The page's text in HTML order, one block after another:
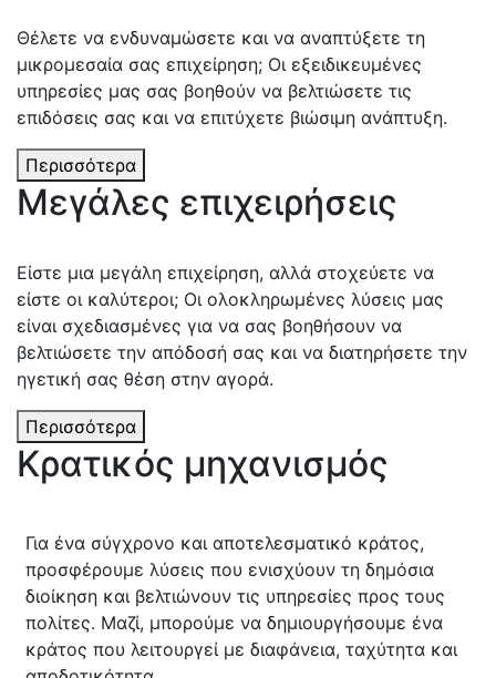
Θέλετε να ενδυναμώσετε και να αναπτύξετε τη
μικρομεσαία σας επιχείρηση; Οι εξειδικευμένες
υπηρεσίες μας σας βοηθούν να βελτιώσετε τις
επιδόσεις σας και να επιτύχετε βιώσιμη ανάπτυξη.
Περισσότερα
Μεγάλες επιχειρήσεις
Είστε μια μεγάλη επιχείρηση, αλλά στοχεύετε να
είστε οι καλύτεροι; Οι ολοκληρωμένες λύσεις μας
είναι σχεδιασμένες για να σας βοηθήσουν να
βελτιώσετε την απόδοσή σας και να διατηρήσετε την
ηγετική σας θέση στην αγορά.
Περισσότερα
Κρατικός μηχανισμός
Για ένα σύγχρονο και αποτελεσματικό κράτος,
προσφέρουμε λύσεις που ενισχύουν τη δημόσια
διοίκηση και βελτιώνουν τις υπηρεσίες προς τους
πολίτες. Μαζί, μπορούμε να δημιουργήσουμε ένα
κράτος που λειτουργεί με διαφάνεια, ταχύτητα και